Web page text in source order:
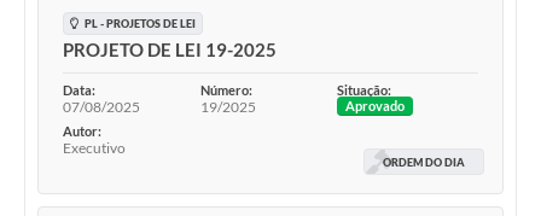
PL - PROJETOS DE LEI
PROJETO DE LEI 19-2025
Data:
07/08/2025
Número:
19/2025
Situação:
Aprovado
Autor:
Executivo
ORDEM DO DIA